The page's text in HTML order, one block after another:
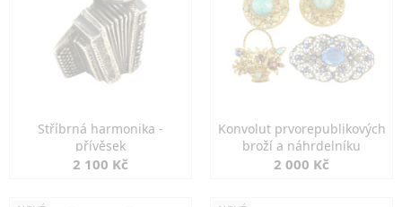
Stříbrná harmonika -
přívěsek
2 100 Kč
Konvolut prvorepublikových
broží a náhrdelníku
2 000 Kč